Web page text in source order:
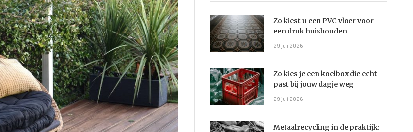
Zo kiest u een PVC vloer voor
een druk huishouden
29 juli 2026
Zo kies je een koelbox die echt
past bij jouw dagje weg
29 juli 2026
Metaalrecycling in de praktijk: